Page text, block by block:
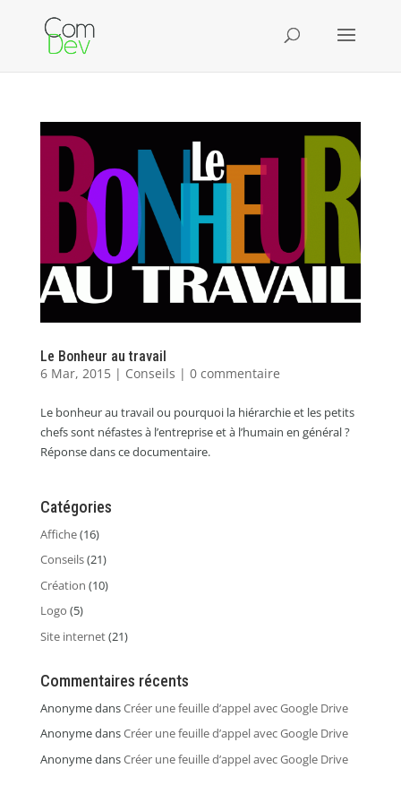
Le Bonheur au travail
6 Mar, 2015| Conseils | 0 commentaire
Le bonheur au travail ou pourquoi la hiérarchie et les petits
chefs sont néfastes à l’entreprise et à l’humain en général ?
Réponse dans ce documentaire.
Catégories
Affiche(16)
Conseils(21)
Création (10)
Logo (5)
Site internet(21)
Commentaires récents
AnonymedansCréer une feuille d’appel avec Google Drive
AnonymedansCréer une feuille d’appel avec Google Drive
AnonymedansCréer une feuille d’appel avec Google Drive